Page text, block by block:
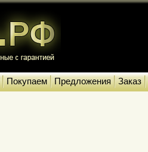
Покупаем Предложения Заказ